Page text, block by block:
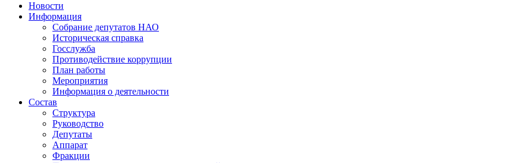
Новости
Информация
Собрание депутатов НАО
Историческая справка
Госслужба
Противодействие коррупции
План работы
Мероприятия
Информация о деятельности
Состав
Структура
Руководство
Депутаты
Аппарат
Фракции